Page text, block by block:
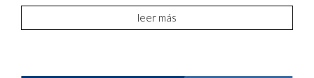
leer más